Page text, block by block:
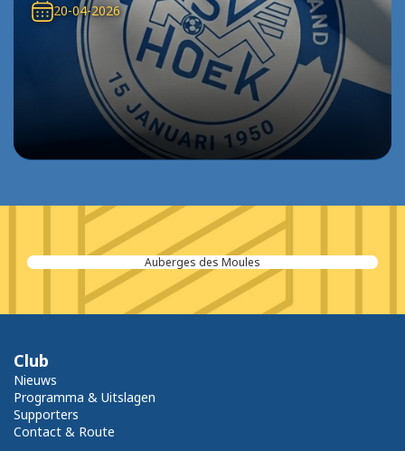
20-04-2026
Auberges des Moules
Club
Nieuws
Programma & Uitslagen
Supporters
Contact & Route